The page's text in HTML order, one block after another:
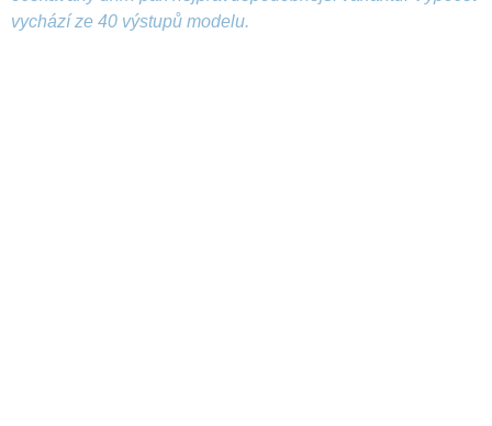
vychází ze 40 výstupů modelu.